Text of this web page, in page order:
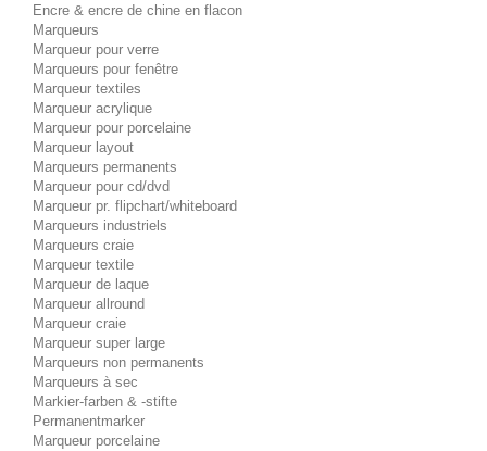
Encre & encre de chine en flacon
Marqueurs
Marqueur pour verre
Marqueurs pour fenêtre
Marqueur textiles
Marqueur acrylique
Marqueur pour porcelaine
Marqueur layout
Marqueurs permanents
Marqueur pour cd/dvd
Marqueur pr. flipchart/whiteboard
Marqueurs industriels
Marqueurs craie
Marqueur textile
Marqueur de laque
Marqueur allround
Marqueur craie
Marqueur super large
Marqueurs non permanents
Marqueurs à sec
Markier-farben & -stifte
Permanentmarker
Marqueur porcelaine